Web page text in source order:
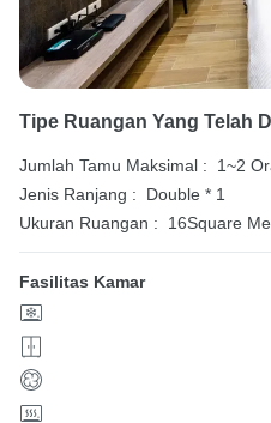
Tipe Ruangan Yang Telah
Jumlah Tamu Maksimal :
1~2
Jenis Ranjang :
Double * 1
Ukuran Ruangan :
16Square
Fasilitas Kamar